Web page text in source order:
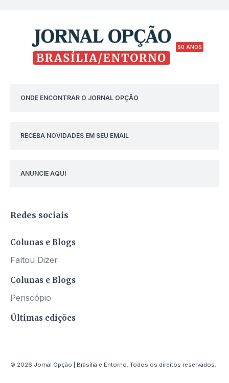
50 ANOS
ONDE ENCONTRAR O JORNAL OPÇÃO
RECEBA NOVIDADES EM SEU EMAIL
ANUNCIE AQUI
Redes sociais
Colunas e Blogs
Faltou Dizer
Colunas e Blogs
Periscópio
Últimas edições
© 2026 Jornal Opção | Brasília e Entorno. Todos os direitos reservados.